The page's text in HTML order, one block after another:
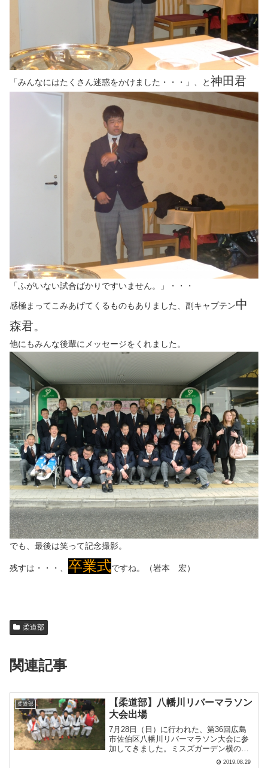
「みんなにはたくさん迷惑をかけました・・・」、と神田君
「ふがいない試合ばかりですいません。」・・・
感極まってこみあげてくるものもありました、副キャプテン中
森君。
他にもみんな後輩にメッセージをくれました。
でも、最後は笑って記念撮影。
残すは・・・、 卒業式ですね。（岩本 宏）
柔道部
関連記事
柔道部
【柔道部】八幡川リバーマラソン
大会出場
7月28日（日）に行われた、第36回広島
市佐伯区八幡川リバーマラソン大会に参
加してきました。ミスズガーデン横の八
幡川河川敷で行われ、参加者は小学生か
2019.08.29